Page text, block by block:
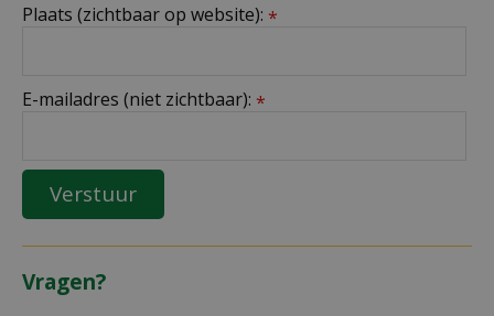
Plaats (zichtbaar op website): *
E-mailadres (niet zichtbaar): *
Vragen?